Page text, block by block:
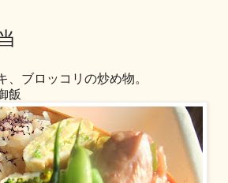
ブロッコリの炒め物。
飯